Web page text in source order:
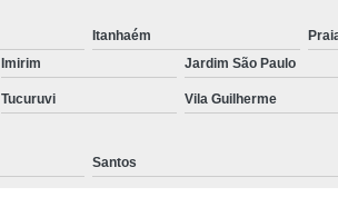
Tratamento para a Calvície
Tratamento para Calvície com
Tratamento para Calvície
Itanhaém
Imirim Jardim São Paulo
Tucuruvi Vila Guilherme
Santos